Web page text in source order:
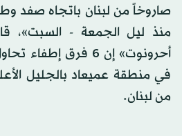
صاروخاً من لبنان باتجاه صفد
منذ ليل الجمعة - السبت»،
أحرونوت» إن 6 فرق
في منطقة عميعاد بالجليل
من لبنان.